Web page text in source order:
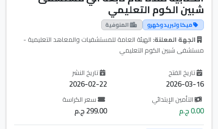
شبين الكوم التعليمي
ميكا وتبريد وكهرو المنوفية
الجهة المعلنة: الهيئة العامة للمستشفيات والمعاهد التعليمية -
مستشفى شبين الكوم التعليمي
تاريخ الفتح
2026-03-16
تاريخ النشر
2026-02-22
التأمين الإبتدائي
0.00 ج.م
سعر الكراسة
299.00 ج.م